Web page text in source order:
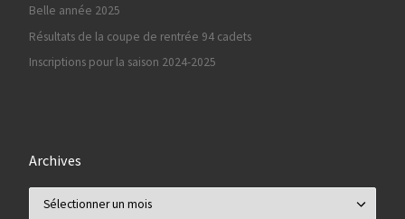
Belle année 2025
Résultats de la coupe de rentrée 94 cadets
Inscriptions pour la saison 2024-2025
Archives